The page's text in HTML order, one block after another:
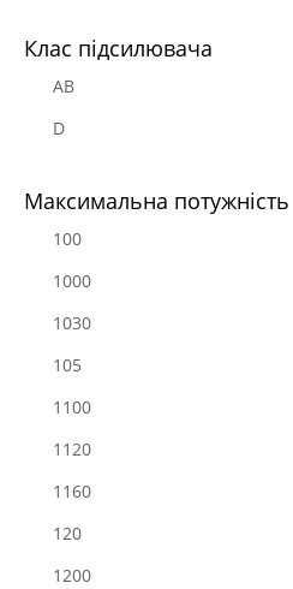
Клас підсилювача
AB
D
Максимальна потужність
100
1000
1030
105
1100
1120
1160
120
1200